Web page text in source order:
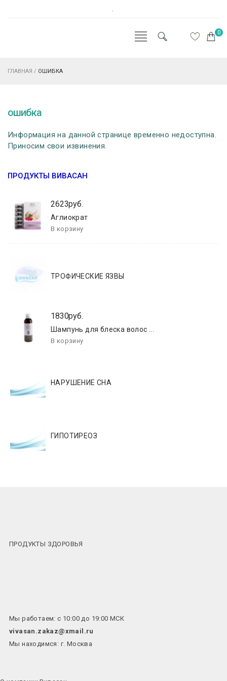
.
0
ГЛАВНАЯ / ОШИБКА
ошибка
Информация на данной странице временно недоступна.
Приносим свои извинения.
ПРОДУКТЫ ВИВАСАН
2623руб.
Аглиократ
ТРОФИЧЕСКИЕ ЯЗВЫ
1830руб.
Шампунь для блеска волос ...
НАРУШЕНИЕ СНА
ГИПОТИРЕОЗ
ПРОДУКТЫ ЗДОРОВЬЯ
Мы работаем: с 10:00 до 19:00 МСК
vivasan.zakaz@xmail.ru
Мы находимся: г. Москва